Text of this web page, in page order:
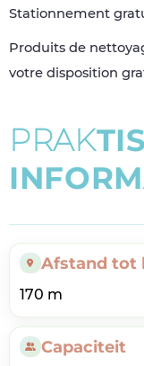
Stationnement
Produits de
votre disposition
PRAKTIS
INFORM
Afstand tot
170 m
Capaciteit